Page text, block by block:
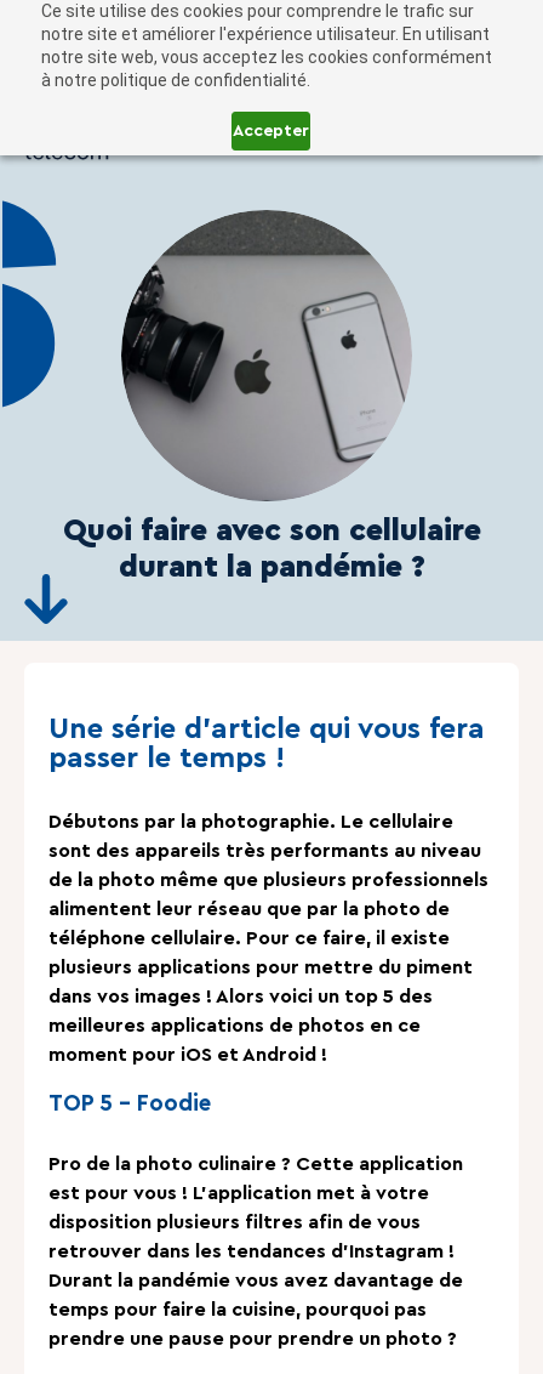
Ce site utilise des cookies pour comprendre le trafic sur
notre site et améliorer l'expérience utilisateur. En utilisant
notre site web, vous acceptez les cookies conformément
à notre politique de confidentialité.
Accepter
Quoi faire avec son cellulaire
durant la pandémie ?
Une série d’article qui vous fera
passer le temps !
Débutons par la photographie. Le cellulaire
sont des appareils très performants au niveau
de la photo même que plusieurs professionnels
alimentent leur réseau que par la photo de
téléphone cellulaire. Pour ce faire, il existe
plusieurs applications pour mettre du piment
dans vos images ! Alors voici un top 5 des
meilleures applications de photos en ce
moment pour iOS et Android !
TOP 5 – Foodie
Pro de la photo culinaire ? Cette application
est pour vous ! L’application met à votre
disposition plusieurs filtres afin de vous
retrouver dans les tendances d’Instagram !
Durant la pandémie vous avez davantage de
temps pour faire la cuisine, pourquoi pas
prendre une pause pour prendre un photo ?